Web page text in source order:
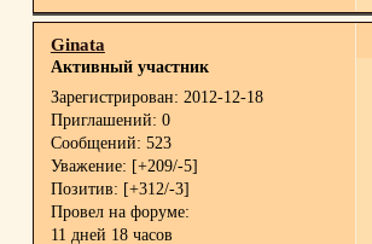
Ginata
Активный участник
Зарегистрирован: 2012-12-18
Приглашений: 0
Сообщений: 523
Уважение: [+209/-5]
Позитив: [+312/-3]
Провел на форуме:
11 дней 18 часов